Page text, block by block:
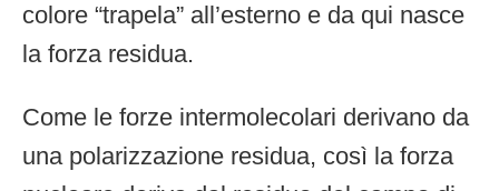
colore “trapela” all’esterno e da qui nasce
la forza residua.
Come le forze intermolecolari derivano da
una polarizzazione residua, così la forza